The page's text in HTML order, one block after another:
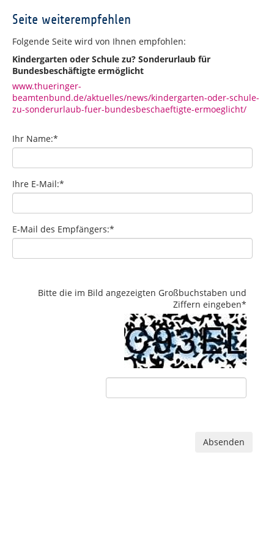
Seite weiterempfehlen
Folgende Seite wird von Ihnen empfohlen:
Kindergarten oder Schule zu? Sonderurlaub für
Bundesbeschäftigte ermöglicht
www.thueringer-
beamtenbund.de/aktuelles/news/kindergarten-oder-schule-
zu-sonderurlaub-fuer-bundesbeschaeftigte-ermoeglicht/
Ihr Name:*
Ihre E-Mail:*
E-Mail des Empfängers:*
Bitte die im Bild angezeigten Großbuchstaben und
Ziffern eingeben*
Absenden